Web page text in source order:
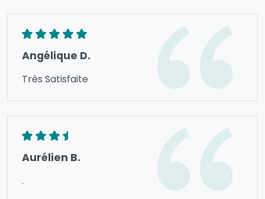
Angélique D.
Très Satisfaite
Aurélien B.
.